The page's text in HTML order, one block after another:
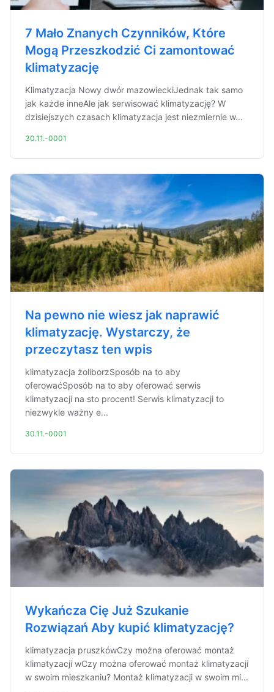
7 Mało Znanych Czynników, Które
Mogą Przeszkodzić Ci zamontować
klimatyzację
Klimatyzacja Nowy dwór mazowieckiJednak tak samo
jak każde inneAle jak serwisować klimatyzację? W
dzisiejszych czasach klimatyzacja jest niezmiernie w...
30.11.-0001
Na pewno nie wiesz jak naprawić
klimatyzację. Wystarczy, że
przeczytasz ten wpis
klimatyzacja żoliborzSposób na to aby
oferowaćSposób na to aby oferować serwis
klimatyzacji na sto procent! Serwis klimatyzacji to
niezwykle ważny e...
30.11.-0001
Wykańcza Cię Już Szukanie
Rozwiązań Aby kupić klimatyzację?
klimatyzacja pruszkówCzy można oferować montaż
klimatyzacji wCzy można oferować montaż klimatyzacji
w swoim mieszkaniu? Montaż klimatyzacji w swoim mi...